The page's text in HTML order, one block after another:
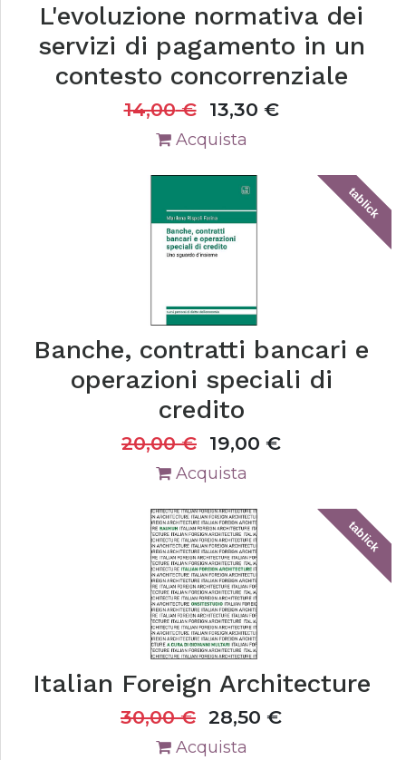
L'evoluzione normativa dei
servizi di pagamento in un
contesto concorrenziale
14,00€ 13,30 €
Acquista
tablick
Banche, contratti bancari e
operazioni speciali di
credito
20,00€ 19,00 €
Acquista
tablick
Italian Foreign Architecture
30,00€ 28,50 €
Acquista